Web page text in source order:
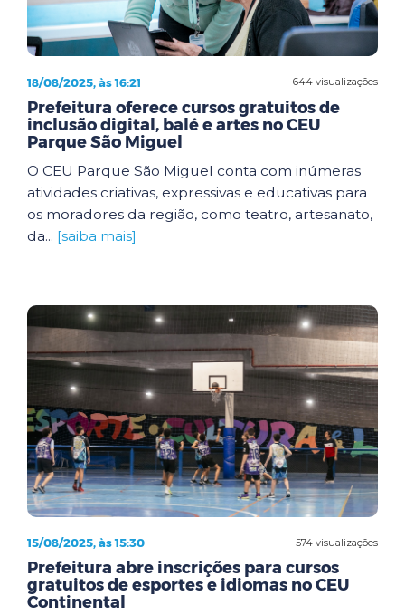
644 visualizações
18/08/2025, às 16:21
Prefeitura oferece cursos gratuitos de
inclusão digital, balé e artes no CEU
Parque São Miguel
O CEU Parque São Miguel conta com inúmeras
atividades criativas, expressivas e educativas para
os moradores da região, como teatro, artesanato,
da... [saiba mais]
574 visualizações
15/08/2025, às 15:30
Prefeitura abre inscrições para cursos
gratuitos de esportes e idiomas no CEU
Continental